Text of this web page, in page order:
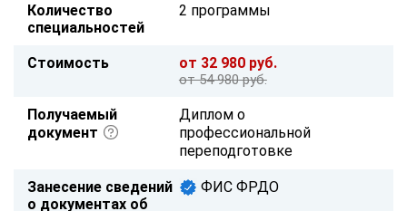
Количество
специальностей
2 программы
Стоимость от 32 980 руб.
от 54 980 руб.
Получаемый
документ
Диплом о
профессиональной
переподготовке
Занесение сведений
о документах об
ФИС ФРДО